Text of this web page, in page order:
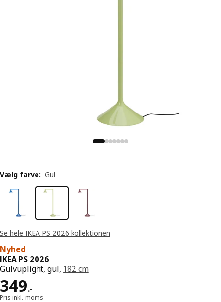
Se hele IKEA PS 2026 kollektionen
Nyhed
IKEA PS 2026
Gulvuplight, gul, 182 cm
349.-
Pris 349.-
Pris inkl. moms
Vælg farve: Gul